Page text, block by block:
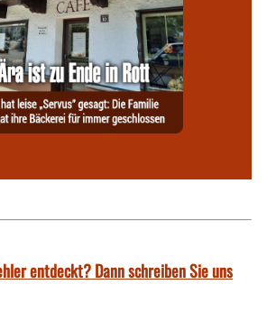
entdeckt? Dann schreiben Sie uns